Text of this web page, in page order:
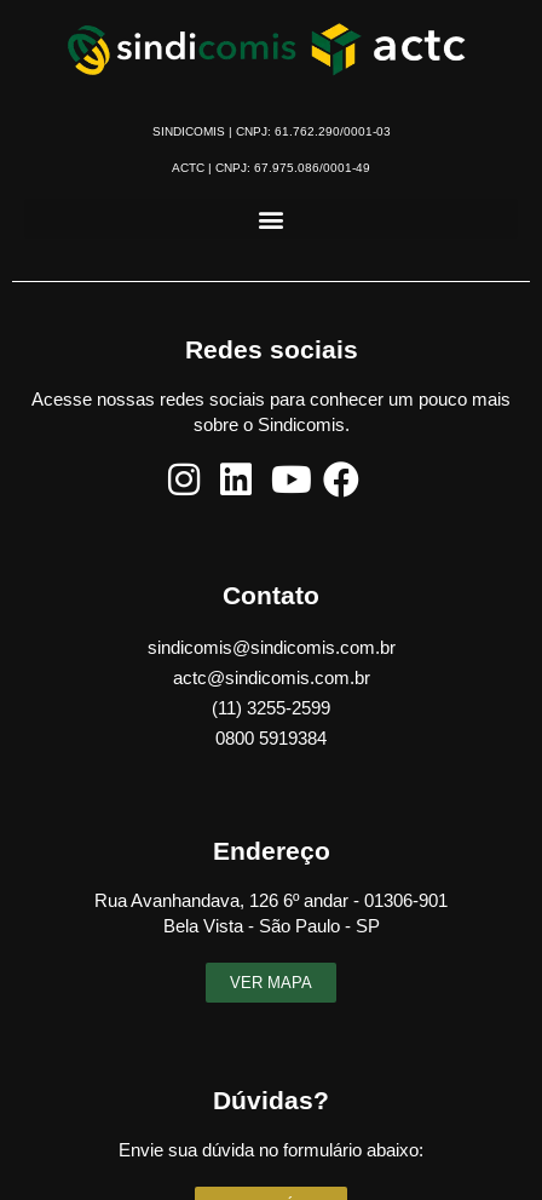
SINDICOMIS | CNPJ: 61.762.290/0001-03
ACTC | CNPJ: 67.975.086/0001-49
Redes sociais
Acesse nossas redes sociais para conhecer um pouco mais
sobre o Sindicomis.
Contato
sindicomis@sindicomis.com.br
actc@sindicomis.com.br
(11) 3255-2599
0800 5919384
Endereço
Rua Avanhandava, 126 6º andar - 01306-901
Bela Vista - São Paulo - SP
VER MAPA
Dúvidas?
Envie sua dúvida no formulário abaixo: